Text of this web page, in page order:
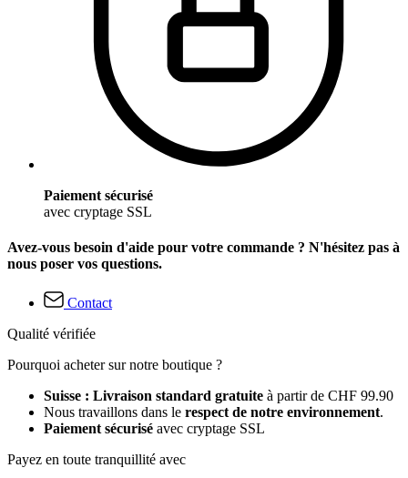
Paiement sécurisé
avec cryptage SSL
Avez-vous besoin d'aide pour votre commande ? N'hésitez pas à
nous poser vos questions.
Contact
Qualité vérifiée
Pourquoi acheter sur notre boutique ?
Suisse : Livraison standard gratuite à partir de CHF 99.90
Nous travaillons dans le respect de notre environnement.
Paiement sécurisé avec cryptage SSL
Payez en toute tranquillité avec